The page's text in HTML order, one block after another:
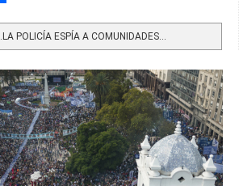
POLICÍA ESPÍA A COMUNIDADES...